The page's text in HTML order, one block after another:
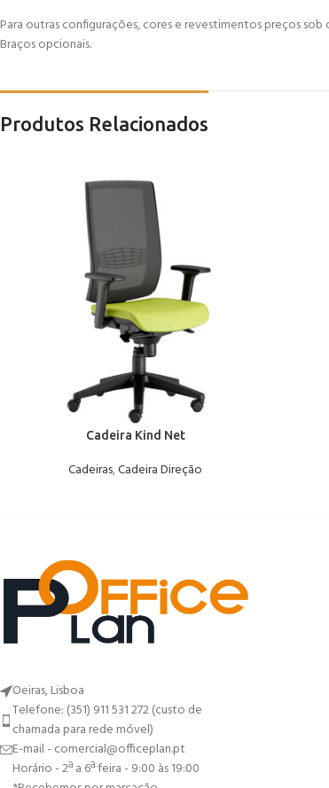
Para outras configurações, cores e revestimentos preços sob
Braços opcionais.
Produtos Relacionados
Cadeira Kind Net
Cadeiras,Cadeira Direção
Oeiras, Lisboa
Telefone: (351) 911 531 272 (custo de
chamada para rede móvel)
E-mail - comercial@officeplan.pt
Horário - 2ª a 6ª feira - 9:00 às 19:00